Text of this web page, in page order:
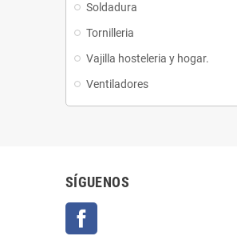
Soldadura
Tornilleria
Vajilla hosteleria y hogar.
Ventiladores
SÍGUENOS